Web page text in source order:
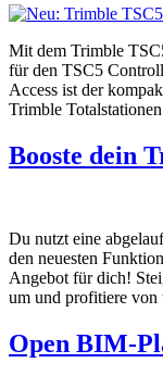
Mit dem Trimble
für den TSC5
Access ist der
Trimble
Booste dein
Du nutzt eine
den neuesten
Angebot für dich!
um und profitiere von
Open BIM-